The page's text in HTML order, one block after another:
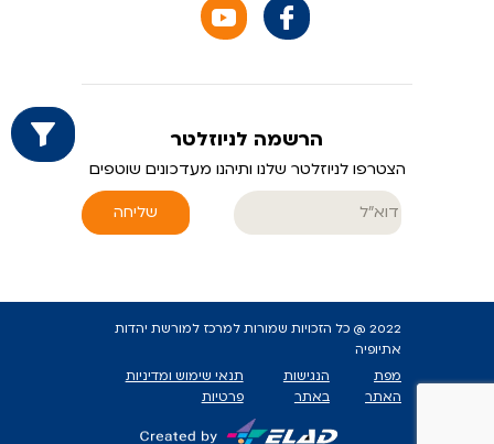
הרשמה לניוזלטר
הצטרפו לניוזלטר שלנו ותיהנו מעדכונים שוטפים
שליחה
2022 @ כל הזכויות שמורות למרכז למורשת יהדות
אתיופיה
מפת
האתר
הנגישות
באתר
תנאי שימוש ומדיניות
פרטיות